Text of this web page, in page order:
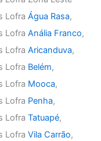
LofraÁgua Rasa,
LofraAnália Franco,
LofraAricanduva,
Lofra Belém,
Lofra Mooca,
Lofra Penha,
LofraTatuapé,
LofraVila Carrão,